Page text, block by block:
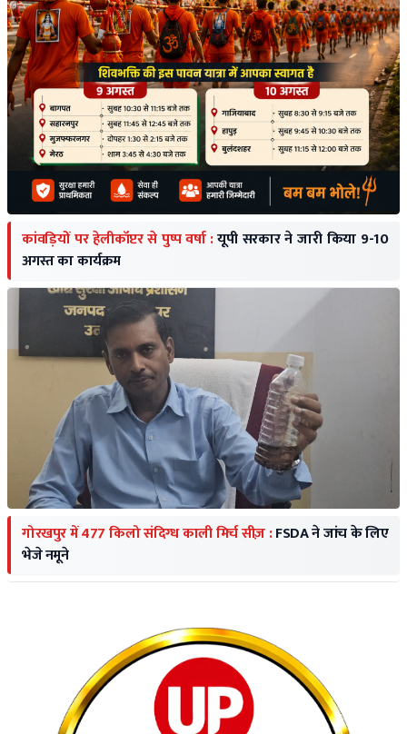
कांवड़ियों पर हेलीकॉप्टर से पुष्प वर्षा :यूपी सरकार ने जारी किया 9-10
अगस्त का कार्यक्रम
गोरखपुर में 477 किलो संदिग्ध काली मिर्च सीज़ :FSDA ने जांच के लिए
भेजे नमूने